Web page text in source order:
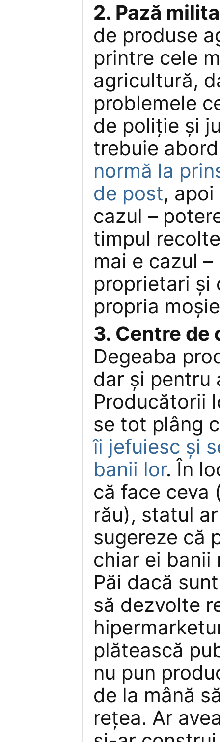
2. Pază
de produse
printre cele
agricultură,
problemele
de poliţie şi
trebuie
normă la
de post,
cazul –
timpul
mai e cazul
proprietari şi
propria
3. Centre de
Degeaba
dar şi pentru
Producătorii
se tot plâng
îi jefuiesc şi
banii lor. În
că face ceva
rău), statul
sugereze că
chiar ei banii
Păi dacă
să dezvolte
plătească
nu pun
de la mână
reţea. Ar